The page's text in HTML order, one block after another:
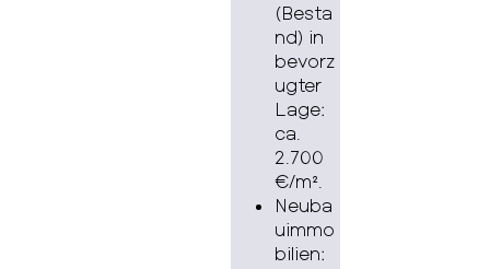
(Besta
nd) in
bevorz
ugter
Lage:
ca.
2.700
€/m².
Neuba
uimmo
bilien: